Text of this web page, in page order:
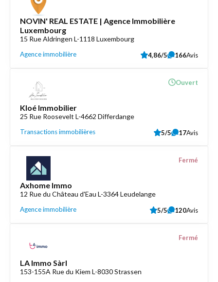
NOVIN' REAL ESTATE | Agence Immobilière
Luxembourg
15 Rue Aldringen L-1118 Luxembourg
Agence immobilière 4,86/5 166Avis
Kloé Immobilier
25 Rue Roosevelt L-4662 Differdange
Transactions immobilières
Ouvert
5/5 17Avis
Axhome Immo
12 Rue du Château d'Eau L-3364 Leudelange
Agence immobilière
Fermé
5/5 120Avis
LA Immo Sàrl
153-155A Rue du Kiem L-8030 Strassen
Fermé